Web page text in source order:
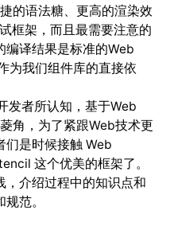
的语法糖、更高的渲染效
框架，而且最需要注意的
编译结果是标准的Web
为我们组件库的直接依
发者所认知，基于Web
角，为了紧跟Web技术更
们是时候接触 Web
这个优美的框架了。
，介绍过程中的知识点和
范。